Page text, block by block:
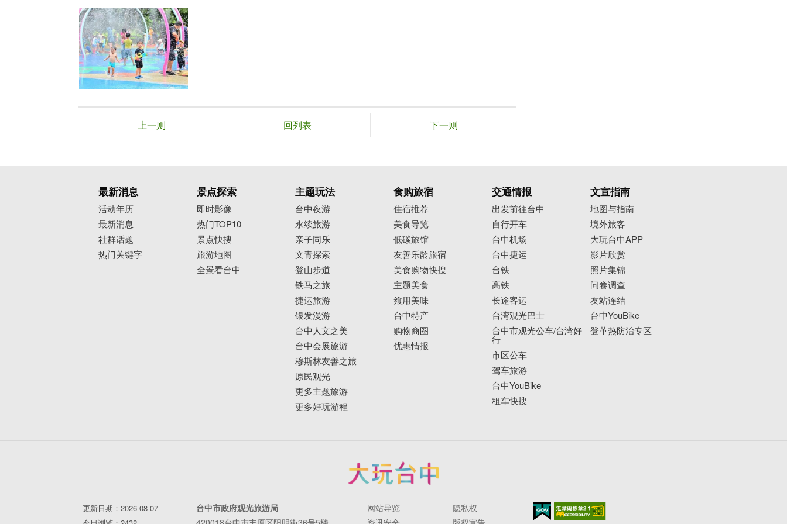
上一则 回列表 下一则
最新消息
活动年历
最新消息
社群话题
热门关键字
景点探索
即时影像
热门TOP10
景点快搜
旅游地图
全景看台中
主题玩法
台中夜游
永续旅游
亲子同乐
文青探索
登山步道
铁马之旅
捷运旅游
银发漫游
台中人文之美
台中会展旅游
穆斯林友善之旅
原民观光
更多主题旅游
更多好玩游程
食购旅宿
住宿推荐
美食导览
低碳旅馆
友善乐龄旅宿
美食购物快搜
主题美食
飨用美味
台中特产
购物商圈
优惠情报
交通情报
出发前往台中
自行开车
台中机场
台中捷运
台铁
高铁
长途客运
台湾观光巴士
台中市观光公车/台湾好
行
市区公车
驾车旅游
台中YouBike
租车快搜
文宣指南
地图与指南
境外旅客
大玩台中APP
影片欣赏
照片集锦
问卷调查
友站连结
台中YouBike
登革热防治专区
更新日期：2026-08-07
台中市政府观光旅游局
网站导览
隐私权